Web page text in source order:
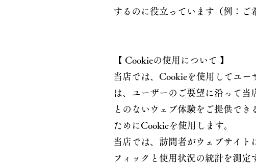
するのに役立っています（例：ご
【 Cookieの使用について 】
当店では、Cookieを使用してユ
は、ユーザーのご要望に沿って当
とのないウェブ体験をご提供で
ためにCookieを使用します。
当店では、訪問者がウェブサイト
フィックと使用状況の統計を測定